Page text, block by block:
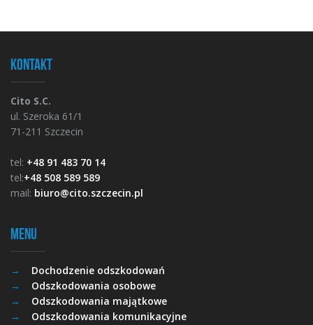
Kontakt
Cito S.C.
ul. Szeroka 61/1
71-211 Szczecin
tel: +48 91 483 70 14
tel:+48 508 589 589
mail: biuro@cito.szczecin.pl
Menu
Dochodzenie odszkodowań
Odszkodowania osobowe
Odszkodowania majątkowe
Odszkodowania komunikacyjne